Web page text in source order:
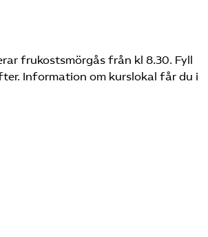
frukostsmörgås från kl 8.30. Fyll
Information om kurslokal får du i